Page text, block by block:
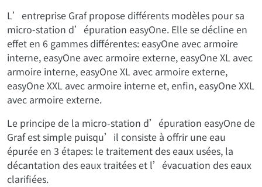
L’entreprise Graf propose différents modèles pour sa
micro-station d’épuration easyOne. Elle se décline en
effet en 6 gammes différentes: easyOne avec armoire
interne, easyOne avec armoire externe, easyOne XL avec
armoire interne, easyOne XL avec armoire externe,
easyOne XXL avec armoire interne et, enfin, easyOne XXL
avec armoire externe.
Le principe de la micro-station d’épuration easyOne de
Graf est simple puisqu’il consiste à offrir une eau
épurée en 3 étapes: le traitement des eaux usées, la
décantation des eaux traitées et l’évacuation des eaux
clarifiées.